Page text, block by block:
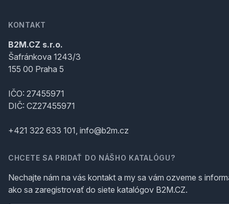
KONTAKT
B2M.CZ s.r.o.
Šafránkova 1243/3
155 00 Praha 5
IČO: 27455971
DIČ: CZ27455971
+421 322 633 101, info@b2m.cz
CHCETE SA PRIDAŤ DO NÁŠHO KATALÓGU?
Nechajte nám na vás kontakt a my sa vám ozveme s
ako sa zaregistrovať do siete katalógov B2M.CZ.